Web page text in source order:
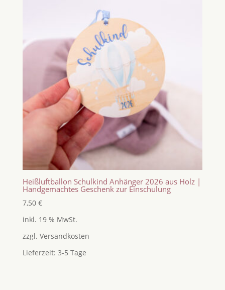
Heißluftballon Schulkind Anhänger 2026 aus Holz |
Handgemachtes Geschenk zur Einschulung
7,50 €
inkl. 19 % MwSt.
zzgl. Versandkosten
Lieferzeit: 3-5 Tage